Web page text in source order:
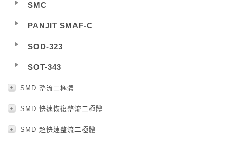
SMC
PANJIT SMAF-C
SOD-323
SOT-343
SMD 整流二極體
SMD 快速恢復整流二極體
SMD 超快速整流二極體